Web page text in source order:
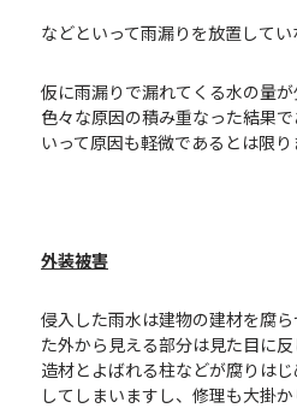
などといって雨漏りを放置してい
仮に雨漏りで漏れてくる水の量
色々な原因の積み重なった結果
いって原因も軽微であるとは限り
外装被害
侵入した雨水は建物の建材を腐
た外から見える部分は見た目に
造材とよばれる柱などが腐りは
してしまいますし、修理も大掛か